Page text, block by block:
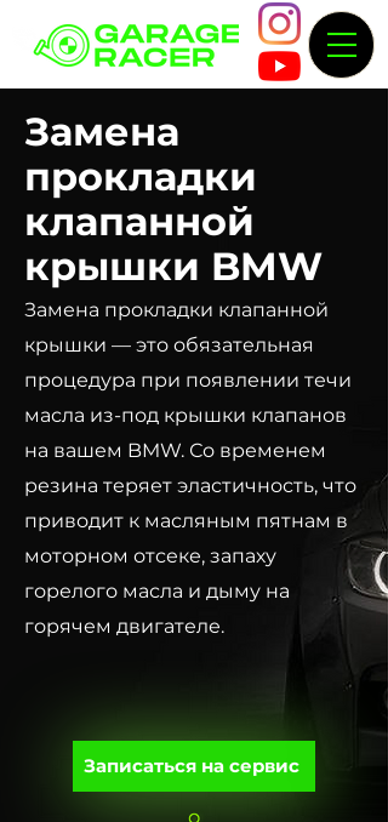
Замена
прокладки
клапанной
крышки BMW
Замена прокладки клапанной
крышки — это обязательная
процедура при появлении течи
масла из-под крышки клапанов
на вашем BMW. Со временем
резина теряет эластичность, что
приводит к масляным пятнам в
моторном отсеке, запаху
горелого масла и дыму на
горячем двигателе.
Записаться на сервис